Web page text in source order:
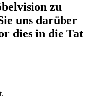
zu
uns darüber
dies in die Tat